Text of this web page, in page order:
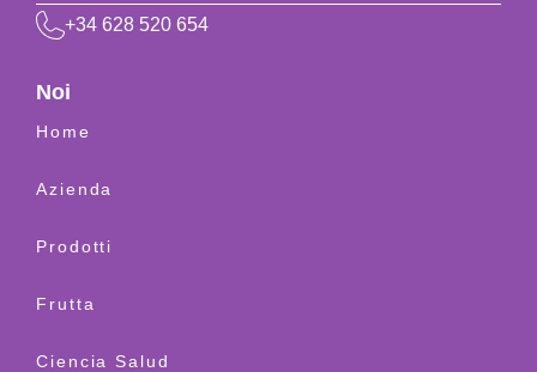
+34 628 520 654
Noi
Home
Azienda
Prodotti
Frutta
Ciencia Salud